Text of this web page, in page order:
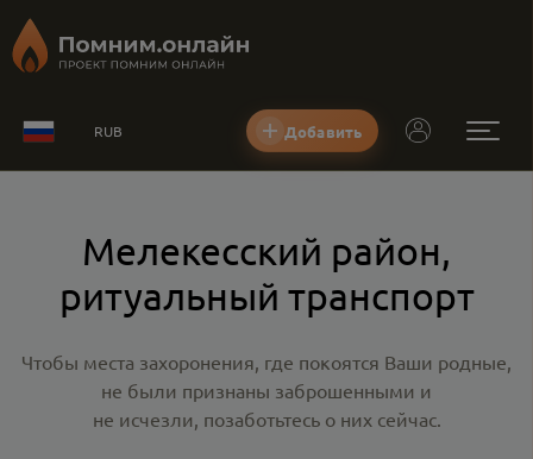
RUB Добавить
Мелекесский район,
ритуальный транспорт
Чтобы места захоронения, где покоятся Ваши родные,
не были признаны заброшенными и
не исчезли, позаботьтесь о них сейчас.